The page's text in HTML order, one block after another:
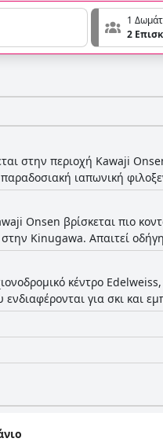
1
2
στην περιοχή Kawaji
ιαπωνική
Onsen βρίσκεται πιο
Kinugawa. Απαιτεί
κέντρο
για σκι και